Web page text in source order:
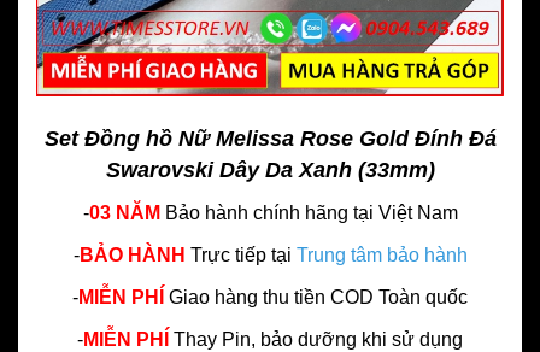
Set Đồng hồ Nữ Melissa Rose Gold Đính Đá
Swarovski Dây Da Xanh (33mm)
-03 NĂM Bảo hành chính hãng tại Việt Nam
-BẢO HÀNH Trực tiếp tại Trung tâm bảo hành
-MIỄN PHÍ Giao hàng thu tiền COD Toàn quốc
-MIỄN PHÍ Thay Pin, bảo dưỡng khi sử dụng